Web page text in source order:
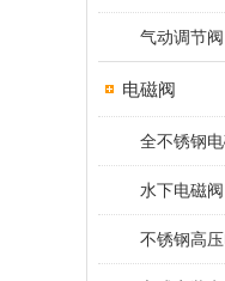
气动调节阀
电磁阀
全不锈钢
水下电磁阀
不锈钢高